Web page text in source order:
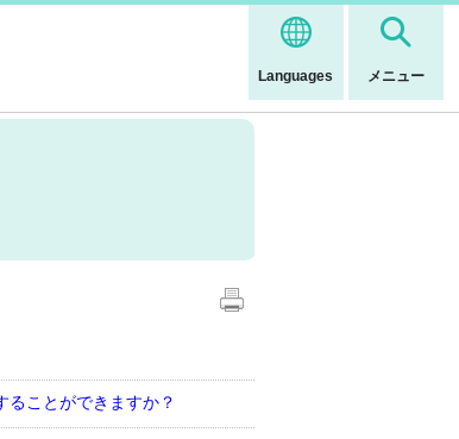
Languages メニュー
ことができますか？